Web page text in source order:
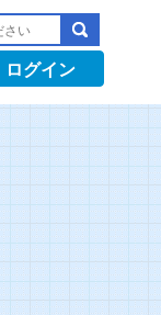
ログイン